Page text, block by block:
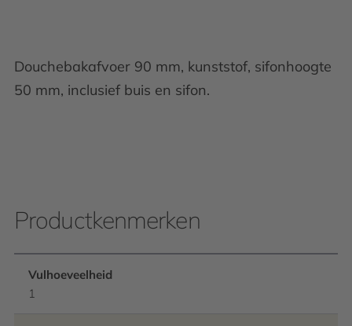
Douchebakafvoer 90 mm, kunststof, sifonhoogte
50 mm, inclusief buis en sifon.
Productkenmerken
Vulhoeveelheid
1